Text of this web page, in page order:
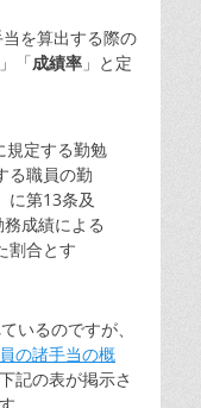
当を算出する際の
」「成績率 」と定
定する勤勉
る職員の勤
に第13条及
成績による
割合とす
いるのですが、
の諸手当の概
記の表が掲示さ
。